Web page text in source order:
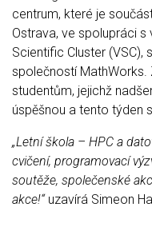
centrum, které je
Ostrava, ve spolupráci
Scientific Cluster (VSC),
společností
studentům, jejichž
úspěšnou a tento týden
„Letní škola – HPC a
cvičení, programovací
soutěže, společenské
akce!“ uzavírá Simeon